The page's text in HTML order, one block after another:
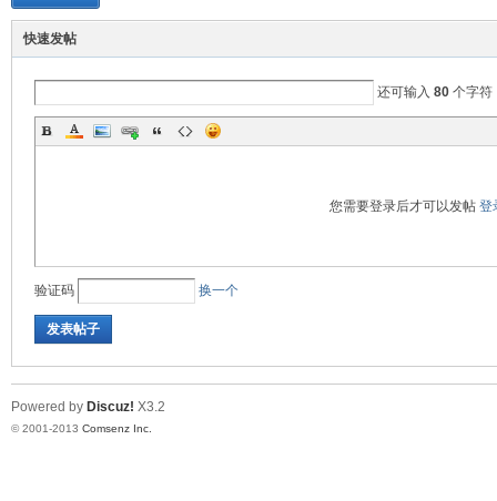
阀
快速发帖
还可输入 80 个字符
您需要登录后才可以发帖 登
验证码 换一个
发表帖子
Powered by Discuz! X3.2
© 2001-2013 Comsenz Inc.